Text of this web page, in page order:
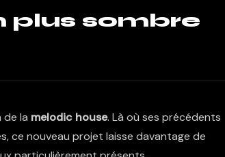
plus sombre
la melodic house. Là où ses précédents
ce nouveau projet laisse davantage de